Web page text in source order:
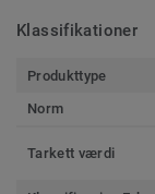
Klassifikationer
Produkttype
Norm
Tarkett værdi